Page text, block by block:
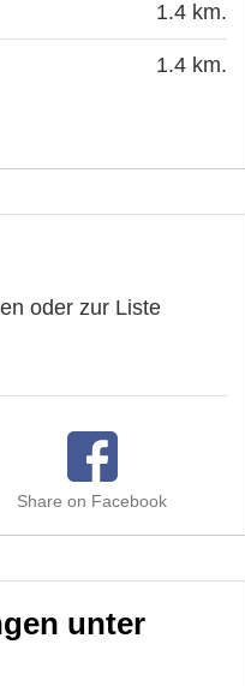
1.4 km.
1.4 km.
oder zur Liste
Share on Facebook
unter